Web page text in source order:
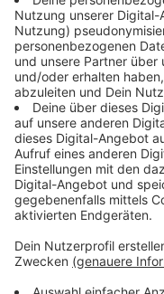
Immer
Verpass' nichts
ANTENNE
Lifestyle oder